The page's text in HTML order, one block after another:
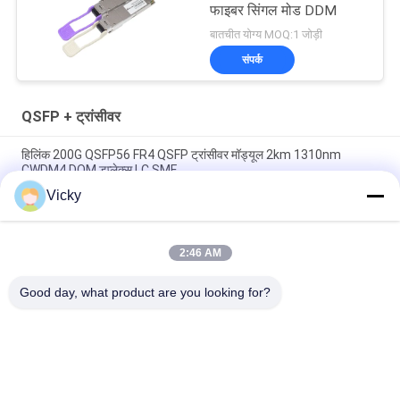
फाइबर सिंगल मोड DDM
बातचीत योग्य MOQ:1 जोड़ी
संपर्क
QSFP + ट्रांसीवर
हिलिंक 200G QSFP56 FR4 QSFP ट्रांसीवर मॉड्यूल 2km 1310nm
CWDM4 DOM डुप्लेक्स LC SMF
दोहरी सीएस QSFP + ट्रांसीवर DWDM 80KM 100G SMF QSFP28-100G-
ZR4 FTTH के लिए
एलसी 30 केएम 40 जी ईआर 4 क्यूएसएफपी + ट्रांसीवर एलवीटीटीएल फाइबर
Vicky
2:46 AM
Good day, what product are you looking for?